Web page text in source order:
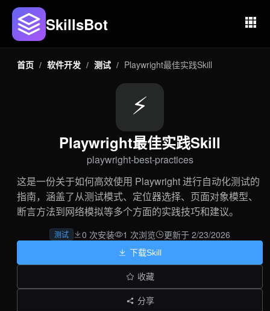
SkillsBot
首页 / 软件开发 / 测试 / Playwright最佳实践Skill
⚡
Playwright最佳实践Skill
playwright-best-practices
这是一份关于如何高效使用 Playwright 进行自动化测试的
指南，涵盖了从测试模式、定位器选择、页面对象模型、
断言方法到网络模拟等多个方面的实践技巧和建议。
测试 0 次安装 1 次浏览 更新于 2/23/2026
下载Skill
收藏
分享